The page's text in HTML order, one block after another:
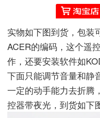
实物如下图到货，包装
ACER的编码，这个遥
作，还要安装软件如
下面只能调节音量和静
一定的动手能力去折腾
控器带夜光，到货如下